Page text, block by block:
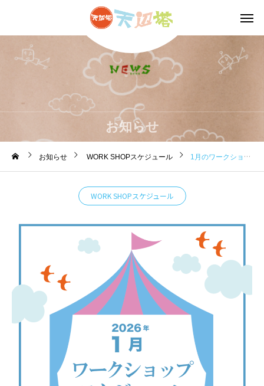
お知らせ
お知らせ WORK SHOPスケジュール 1月のワークショップのお知らせです。
WORK SHOPスケジュール